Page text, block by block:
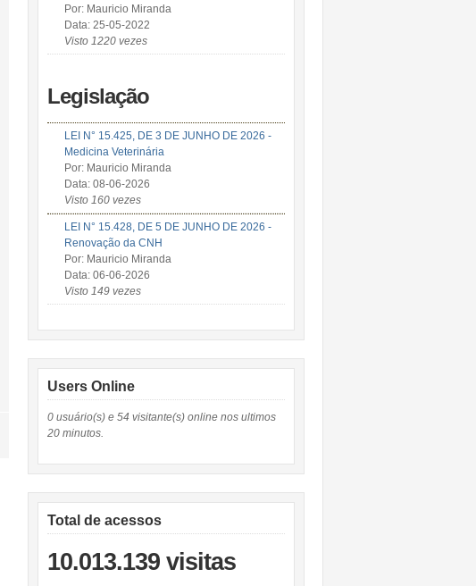
Por: Mauricio Miranda
Data: 25-05-2022
Visto 1220 vezes
Legislação
LEI N° 15.425, DE 3 DE JUNHO DE 2026 -
Medicina Veterinária
Por: Mauricio Miranda
Data: 08-06-2026
Visto 160 vezes
LEI N° 15.428, DE 5 DE JUNHO DE 2026 -
Renovação da CNH
Por: Mauricio Miranda
Data: 06-06-2026
Visto 149 vezes
Users Online
0 usuário(s) e 54 visitante(s) online nos ultimos
20 minutos.
Total de acessos
10.013.139 visitas